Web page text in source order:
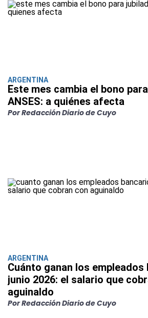
ARGENTINA
Este mes cambia el bono
ANSES: a quiénes afecta
Por Redacción Diario de Cuyo
ARGENTINA
Cuánto ganan los empleados
junio 2026: el salario que
aguinaldo
Por Redacción Diario de Cuyo